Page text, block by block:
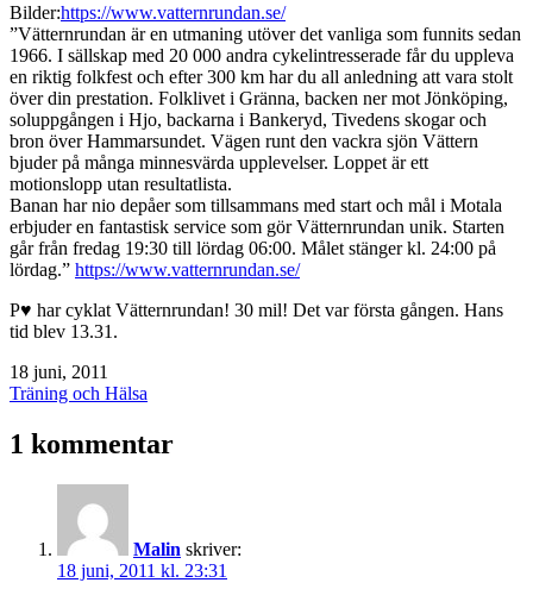
Bilder:https://www.vatternrundan.se/
”Vätternrundan är en utmaning utöver det vanliga som funnits sedan
1966. I sällskap med 20 000 andra cykelintresserade får du uppleva
en riktig folkfest och efter 300 km har du all anledning att vara stolt
över din prestation. Folklivet i Gränna, backen ner mot Jönköping,
soluppgången i Hjo, backarna i Bankeryd, Tivedens skogar och
bron över Hammarsundet. Vägen runt den vackra sjön Vättern
bjuder på många minnesvärda upplevelser. Loppet är ett
motionslopp utan resultatlista.
Banan har nio depåer som tillsammans med start och mål i Motala
erbjuder en fantastisk service som gör Vätternrundan unik. Starten
går från fredag 19:30 till lördag 06:00. Målet stänger kl. 24:00 på
lördag.” https://www.vatternrundan.se/
P♥ har cyklat Vätternrundan! 30 mil! Det var första gången. Hans
tid blev 13.31.
Publicerat
den
18 juni, 2011
Kategoriserat
Träning och Hälsa
1 kommentar
Malin skriver:
18 juni, 2011 kl. 23:31